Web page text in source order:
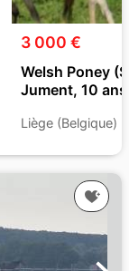
3 000 €
Welsh Poney
Jument, 10 ans
Liège (Belgique)